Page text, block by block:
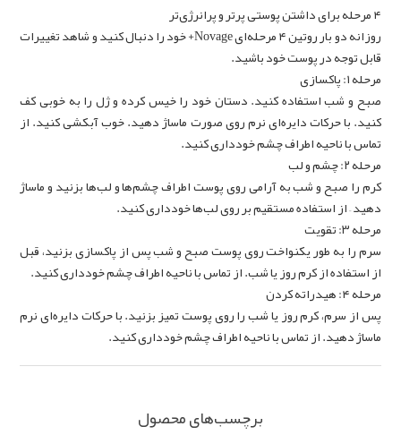
۴ مرحله برای داشتن پوستی پرتر و پرانرژی‌تر
روزانه دو بار روتین ۴ مرحله‌ای Novage+ خود را دنبال کنید و شاهد تغییرات
قابل توجه در پوست خود باشید.
مرحله ۱: پاکسازی
صبح و شب استفاده کنید. دستان خود را خیس کرده و ژل را به خوبی کف
کنید. با حرکات دایره‌ای نرم روی صورت ماساژ دهید. خوب آبکشی کنید. از
تماس با ناحیه اطراف چشم خودداری کنید.
مرحله ۲: چشم و لب
کرم را صبح و شب به آرامی روی پوست اطراف چشم‌ها و لب‌ها بزنید و ماساژ
دهید – از استفاده مستقیم بر روی لب‌ها خودداری کنید.
مرحله ۳: تقویت
سرم را به طور یکنواخت روی پوست صبح و شب پس از پاکسازی بزنید، قبل
از استفاده از کرم روز یا شب. از تماس با ناحیه اطراف چشم خودداری کنید.
مرحله ۴: هیدراته کردن
پس از سرم، کرم روز یا شب را روی پوست تمیز بزنید. با حرکات دایره‌ای نرم
ماساژ دهید. از تماس با ناحیه اطراف چشم خودداری کنید.
برچسب‌های محصول